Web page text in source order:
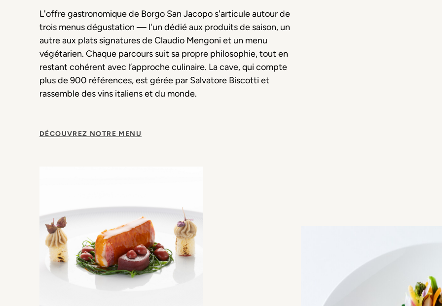
L'offre gastronomique de Borgo San Jacopo s'articule autour de
trois menus dégustation — l'un dédié aux produits de saison, un
autre aux plats signatures de Claudio Mengoni et un menu
végétarien. Chaque parcours suit sa propre philosophie, tout en
restant cohérent avec l’approche culinaire. La cave, qui compte
plus de 900 références, est gérée par Salvatore Biscotti et
rassemble des vins italiens et du monde.
DÉCOUVREZ NOTRE MENU